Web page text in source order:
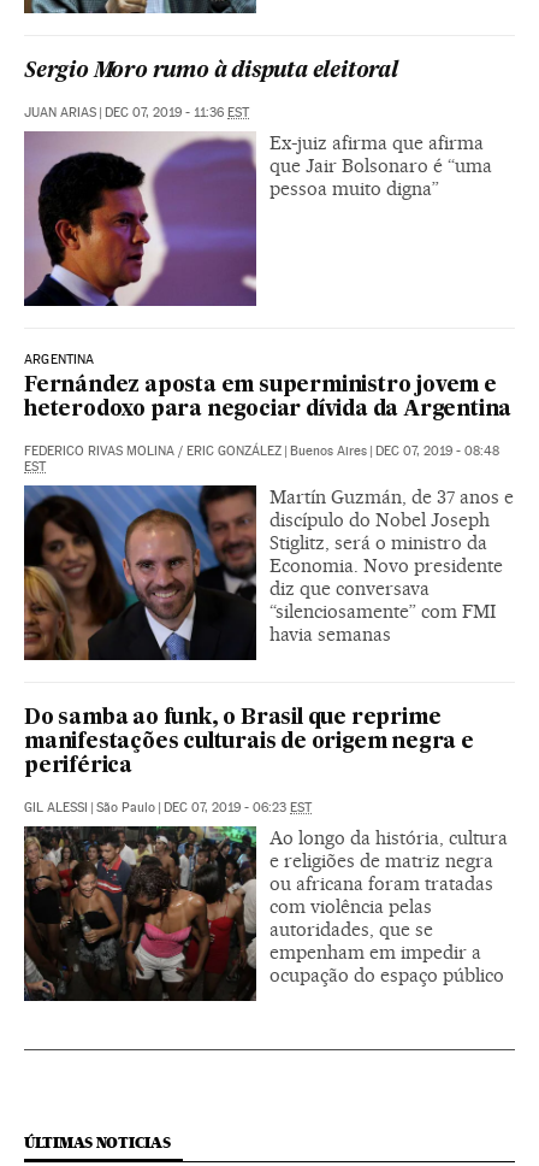
Sergio Moro rumo à disputa eleitoral
JUAN ARIAS | DEC 07, 2019 - 11:36 EST
Ex-juiz afirma que afirma
que Jair Bolsonaro é “uma
pessoa muito digna”
ARGENTINA
Fernández aposta em superministro jovem e
heterodoxo para negociar dívida da Argentina
FEDERICO RIVAS MOLINA / ERIC GONZÁLEZ | Buenos Aires | DEC 07, 2019 - 08:48
EST
Martín Guzmán, de 37 anos e
discípulo do Nobel Joseph
Stiglitz, será o ministro da
Economia. Novo presidente
diz que conversava
“silenciosamente” com FMI
havia semanas
Do samba ao funk, o Brasil que reprime
manifestações culturais de origem negra e
periférica
GIL ALESSI | São Paulo | DEC 07, 2019 - 06:23 EST
Ao longo da história, cultura
e religiões de matriz negra
ou africana foram tratadas
com violência pelas
autoridades, que se
empenham em impedir a
ocupação do espaço público
ÚLTIMAS NOTICIAS